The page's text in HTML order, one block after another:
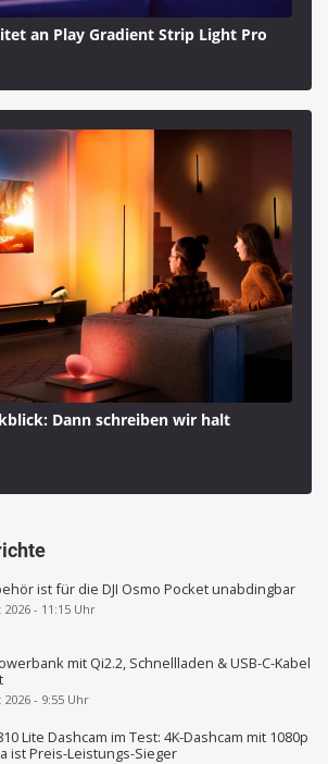
an Play Gradient Strip Light Pro
Dann schreiben wir halt
ist für die DJI Osmo Pocket unabdingbar
2026 - 11:15 Uhr
mit Qi2.2, Schnellladen & USB-C-Kabel
2026 - 9:55 Uhr
Lite Dashcam im Test: 4K-Dashcam mit 1080p
ist Preis-Leistungs-Sieger